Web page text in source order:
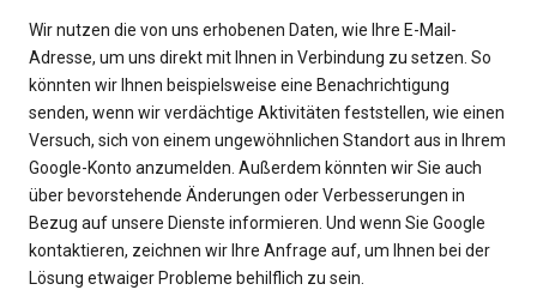
Wir nutzen die von uns erhobenen Daten, wie Ihre E-Mail-
Adresse, um uns direkt mit Ihnen in Verbindung zu setzen. So
könnten wir Ihnen beispielsweise eine Benachrichtigung
senden, wenn wir verdächtige Aktivitäten feststellen, wie einen
Versuch, sich von einem ungewöhnlichen Standort aus in Ihrem
Google-Konto anzumelden. Außerdem könnten wir Sie auch
über bevorstehende Änderungen oder Verbesserungen in
Bezug auf unsere Dienste informieren. Und wenn Sie Google
kontaktieren, zeichnen wir Ihre Anfrage auf, um Ihnen bei der
Lösung etwaiger Probleme behilflich zu sein.